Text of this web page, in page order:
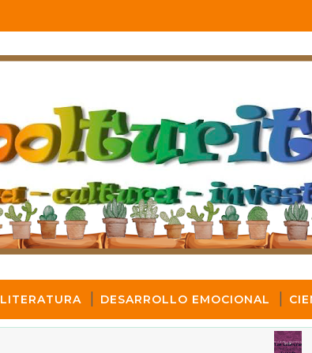
LITERATURA DESARROLLO EMOCIONAL
ARTE